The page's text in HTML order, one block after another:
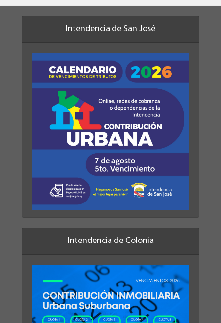
Intendencia de San José
Intendencia de Colonia